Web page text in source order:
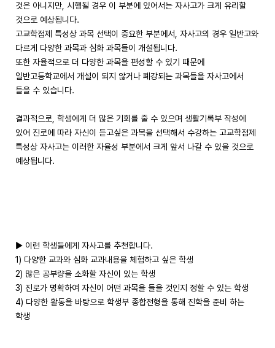
것은 아니지만, 시행될 경우 이 부분에 있어서는 자사고가 크게 유리할
것으로 예상됩니다.
고교학점제 특성상 과목 선택이 중요한 부분에서, 자사고의 경우 일반고와
다르게 다양한 과목과 심화 과목들이 개설됩니다.
또한 자율적으로 더 다양한 과목을 편성할 수 있기 때문에
일반고등학교에서 개설이 되지 않거나 폐강되는 과목들을 자사고에서
들을 수 있습니다.
결과적으로, 학생에게 더 많은 기회를 줄 수 있으며 생활기록부 작성에
있어 진로에 따라 자신이 듣고싶은 과목을 선택해서 수강하는 고교학점제
특성상 자사고는 이러한 자율성 부분에서 크게 앞서 나갈 수 있을 것으로
예상됩니다.
▶ 이런 학생들에게 자사고를 추천합니다.
1) 다양한 교과와 심화 교과내용을 체험하고 싶은 학생
2) 많은 공부량을 소화할 자신이 있는 학생
3) 진로가 명확하여 자신이 어떤 과목을 들을 것인지 정할 수 있는 학생
4) 다양한 활동을 바탕으로 학생부 종합전형을 통해 진학을 준비 하는
학생